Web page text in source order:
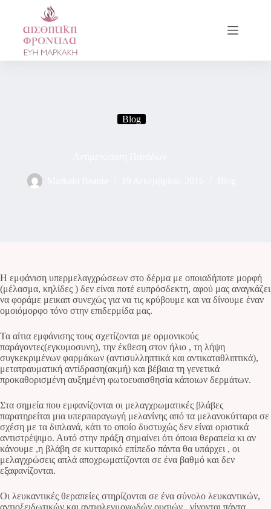
Blog
Η εμφάνιση υπερμελαγχρώσεων στο δέρμα με οποιαδήποτε μορφή
(μέλασμα, κηλίδες ) δεν είναι ποτέ ευπρόσδεκτη, αφού μας αναγκάζει
να φοράμε μεικαπ συνεχώς για να τις κρύβουμε και να δίνουμε έναν
ομοιόμορφο τόνο στην επιδερμίδα μας.
Τα αίτια εμφάνισης τους σχετίζονται με ορμονικούς
παράγοντες(εγκυμοσυνη), την έκθεση στον ήλιο , τη λήψη
συγκεκριμένων φαρμάκων (αντισυλληπτικά και αντικαταθλιπτικά),
μετατραυματική αντίδραση(ακμή) και βέβαια τη γενετικά
προκαθορισμένη αυξημένη φωτοευαισθησία κάποιων δερμάτων.
Στα σημεία που εμφανίζονται οι μελαγχρωματικές βλάβες
παρατηρείται μια υπερπαραγωγή μελανίνης από τα μελανοκύτταρα σε
σχέση με τα διπλανά, κάτι το οποίο δυστυχώς δεν είναι οριστικά
αντιστρέψιμο. Αυτό στην πράξη σημαίνει ότι όποια θεραπεία κι αν
κάνουμε ,η βλάβη σε κυτταρικό επίπεδο πάντα θα υπάρχει , οι
μελαγχρώσεις απλά αποχρωματίζονται σε ένα βαθμό και δεν
εξαφανίζονται.
Οι λευκαντικές θεραπείες στηρίζονται σε ένα σύνολο λευκαντικών,
αντιοξειδωτικών και αντιφλεγμονωδών ουσιών , γίνονται πάντα